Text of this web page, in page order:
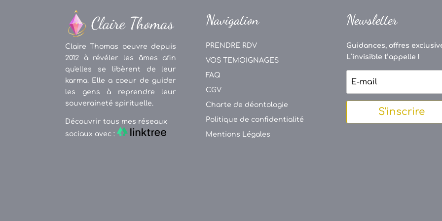
Claire Thomas oeuvre depuis
2012 à révéler les âmes afin
qu'elles se libèrent de leur
karma. Elle a coeur de guider
les gens à reprendre leur
souveraineté spirituelle.
Découvrir tous mes réseaux
sociaux avec :
Navigation
PRENDRE RDV
VOS TEMOIGNAGES
FAQ
CGV
Charte de déontologie
Politique de confidentialité
Mentions Légales
Newsletter
Guidances, offres
L’invisible t’appelle !
S'inscrire